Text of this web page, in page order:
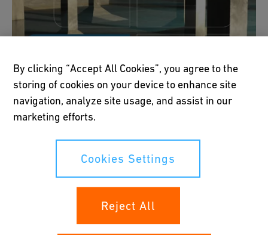
By clicking “Accept All Cookies”, you agree to the
storing of cookies on your device to enhance site
navigation, analyze site usage, and assist in our
marketing efforts.
Cookies Settings
Reject All